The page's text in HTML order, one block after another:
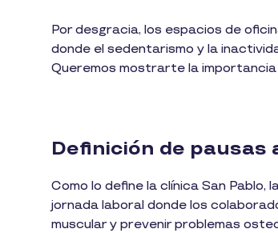
Por desgracia, los espacios de
donde el sedentarismo y la
Queremos mostrarte la
Definición de pausas
Como lo define la clínica San
jornada laboral donde los
muscular y prevenir problemas